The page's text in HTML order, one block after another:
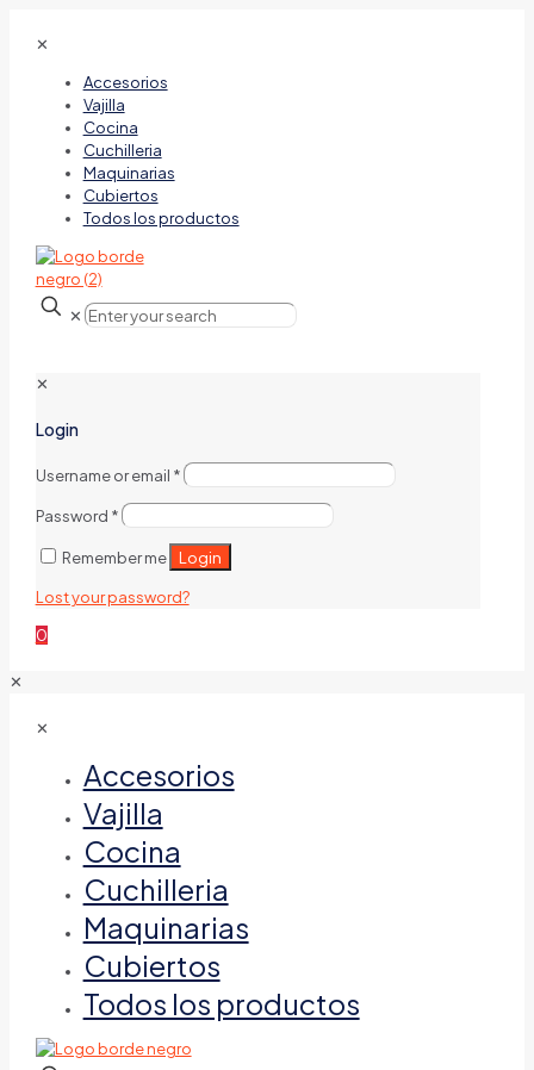
✕
Accesorios
Vajilla
Cocina
Cuchilleria
Maquinarias
Cubiertos
Todos los productos
✕
✕
Login
Username or email *
Password *
Remember me Login
Lost your password?
0
✕
✕
Accesorios
Vajilla
Cocina
Cuchilleria
Maquinarias
Cubiertos
Todos los productos